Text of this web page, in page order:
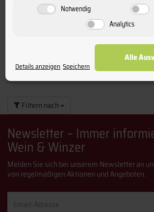
Filtern nach
Newsletter – Immer
Wein & Winzer
Melden Sie sich bei unserem Newsletter an
von regelmäßigen Aktionen und Angeboten.
Adresse
Notwendig
Analytics
Details anzeigen Speichern
Alle